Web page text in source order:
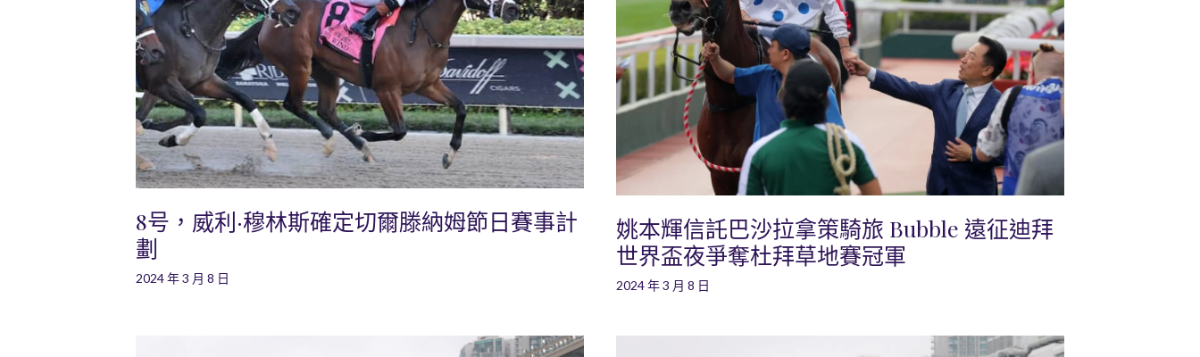
8号，威利·穆林斯確定切爾滕納姆節日賽事計
劃
2024 年 3 月 8 日
姚本輝信託巴沙拉拿策騎旅 Bubble 遠征迪拜
世界盃夜爭奪杜拜草地賽冠軍
2024 年 3 月 8 日